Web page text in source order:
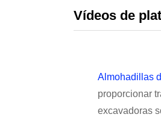
Vídeos de
Almohadillas
proporcionar
excavadoras